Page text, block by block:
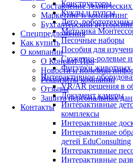
Составление
Маркетинг и консалтинг
Бухгалтерский аутсорсинг
Спецпредложения
Как купить
О компании
О Консалт-Про
Новости и полезная
Реквизиты компании
Отзывы
Защита персональных
Контакты
Конструкторы
Куклы и пупсы
Лего, робототехника
Методика
Песочные наборы
Пособия для
Сюжетно-ролевые
Фигурки животных
Интерактивное
VR/AR решения в
Документ камеры
Интерактивные
комплексы
Интерактивные
Интерактивные
детей EduConsulting
Интерактивные
Интерактивные